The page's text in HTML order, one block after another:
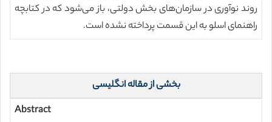
روند نوآوری در سازمان‌های بخش دولتی، باز می‌شود که در کتابچه
راهنمای اسلو به این قسمت پرداخته نشده است.
بخشی از مقاله انگلیسی
Abstract